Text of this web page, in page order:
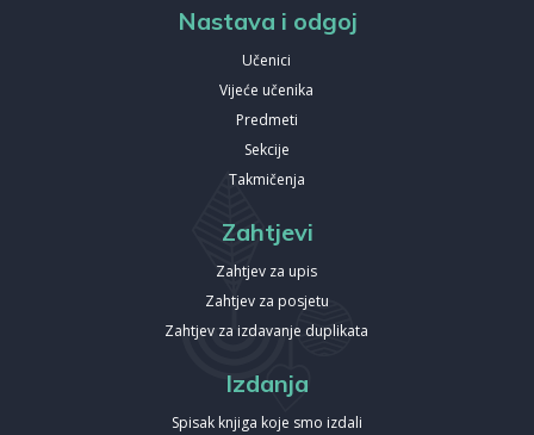
Nastava i odgoj
Učenici
Vijeće učenika
Predmeti
Sekcije
Takmičenja
Zahtjevi
Zahtjev za upis
Zahtjev za posjetu
Zahtjev za izdavanje duplikata
Izdanja
Spisak knjiga koje smo izdali